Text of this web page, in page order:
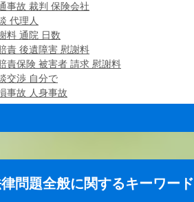
事故 裁判 保険会社
代理人
料 通院 日数
責 後遺障害 慰謝料
責保険 被害者 請求 慰謝料
交渉 自分で
事故 人身事故
問題全般に関するキーワード